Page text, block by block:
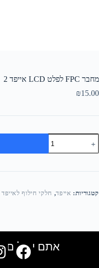
מחבר FPC לפלט LCD אייפד 2
₪15.00
קטגוריות: אייפד, חלקי חילוף לאייפד 2 A1395 A1397 A1396
אתם יכולים